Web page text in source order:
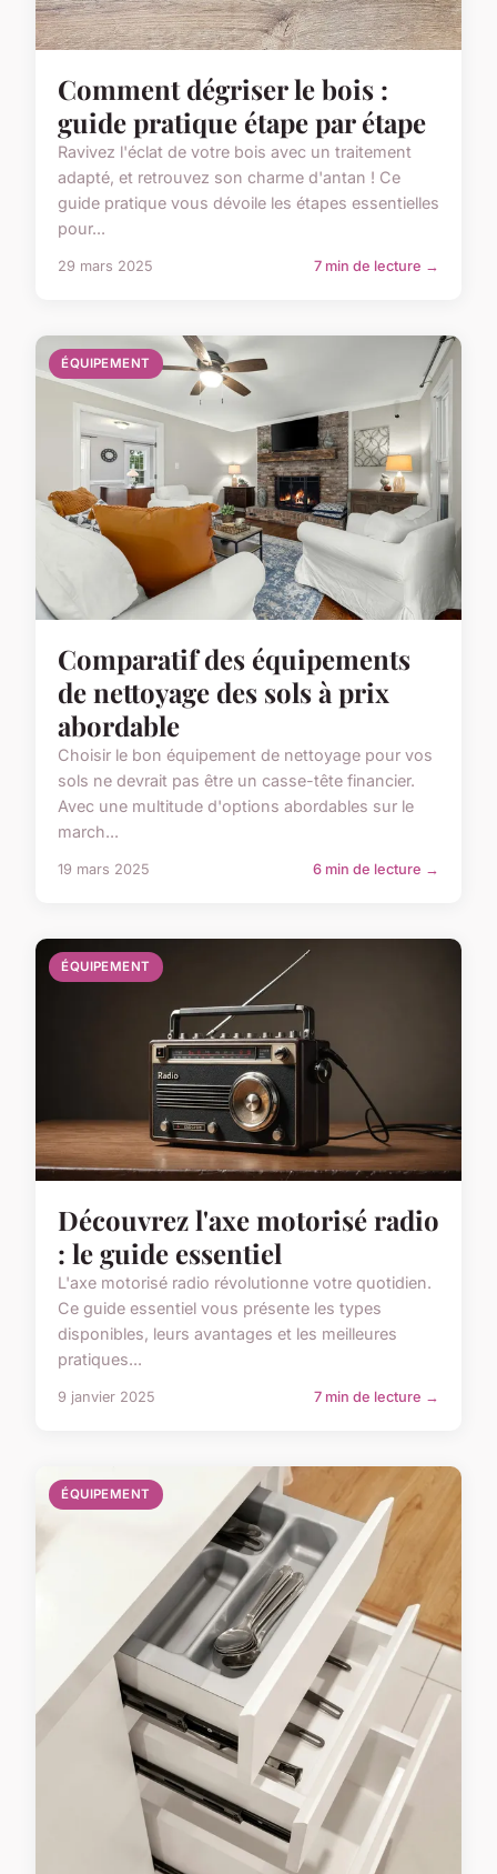
Comment dégriser le bois :
guide pratique étape par étape
Ravivez l'éclat de votre bois avec un traitement
adapté, et retrouvez son charme d'antan ! Ce
guide pratique vous dévoile les étapes essentielles
pour...
29 mars 2025 7 min de lecture →
ÉQUIPEMENT
Comparatif des équipements
de nettoyage des sols à prix
abordable
Choisir le bon équipement de nettoyage pour vos
sols ne devrait pas être un casse-tête financier.
Avec une multitude d'options abordables sur le
march...
19 mars 2025 6 min de lecture →
ÉQUIPEMENT
Découvrez l'axe motorisé radio
: le guide essentiel
L'axe motorisé radio révolutionne votre quotidien.
Ce guide essentiel vous présente les types
disponibles, leurs avantages et les meilleures
pratiques...
9 janvier 2025 7 min de lecture →
ÉQUIPEMENT